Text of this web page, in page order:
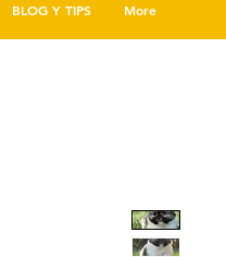
BLOG Y TIPS More